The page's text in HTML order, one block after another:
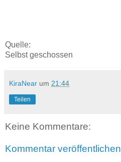
Quelle:
Selbst geschossen
KiraNear um 21:44
Teilen
Keine Kommentare:
Kommentar veröffentlichen